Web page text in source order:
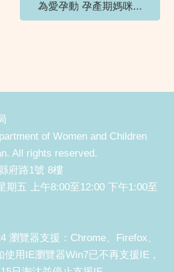
為愛孕動 孕產期媽咪...
of Women and Children
All rights reserved.
府路1號 8樓
期五 上午8:00至12:00 下午1:00至
瀏覽器支援：Chrome、Firefox、
用IE瀏覽器Win7已不再支援IE，